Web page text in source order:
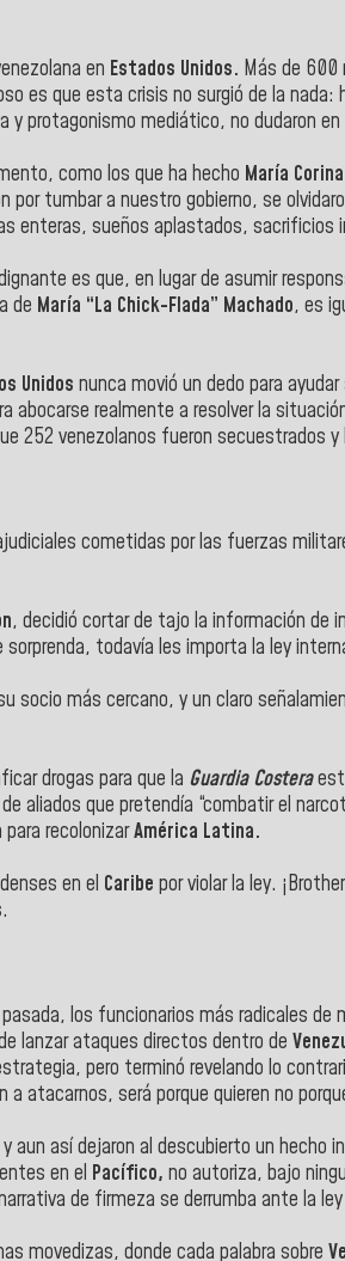
en Estados Unidos. Más de 600
es que esta crisis no surgió de la
y protagonismo mediático, no dudaron
como los que ha hecho María Corina
tumbar a nuestro gobierno, se
sueños aplastados, sacrificios
es que, en lugar de asumir
de María “La Chick-Flada” Machado, es
Unidos nunca movió un dedo para
abocarse realmente a resolver la
252 venezolanos fueron secuestrados
cometidas por las fuerzas
, decidió cortar de tajo la información de
todavía les importa la ley
más cercano, y un claro
drogas para que la Guardia Costera
aliados que pretendía “combatir el
recolonizarAmérica Latina.
en el Caribe por violar la ley.
los funcionarios más radicales de
lanzar ataques directos dentro de
pero terminó revelando lo
atacarnos, será porque quieren no
así dejaron al descubierto un hecho
en el Pacífico, no autoriza, bajo
de firmeza se derrumba ante la
movedizas, donde cada palabra sobre